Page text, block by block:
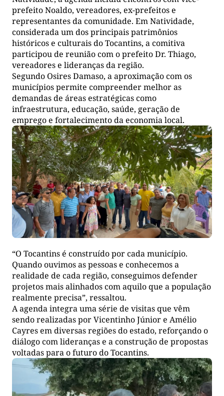
prefeito Noaldo, vereadores, ex-prefeitos e
representantes da comunidade. Em Natividade,
considerada um dos principais patrimônios
históricos e culturais do Tocantins, a comitiva
participou de reunião com o prefeito Dr. Thiago,
vereadores e lideranças da região.
Segundo Osires Damaso, a aproximação com os
municípios permite compreender melhor as
demandas de áreas estratégicas como
infraestrutura, educação, saúde, geração de
emprego e fortalecimento da economia local.
“O Tocantins é construído por cada município.
Quando ouvimos as pessoas e conhecemos a
realidade de cada região, conseguimos defender
projetos mais alinhados com aquilo que a população
realmente precisa”, ressaltou.
A agenda integra uma série de visitas que vêm
sendo realizadas por Vicentinho Júnior e Amélio
Cayres em diversas regiões do estado, reforçando o
diálogo com lideranças e a construção de propostas
voltadas para o futuro do Tocantins.